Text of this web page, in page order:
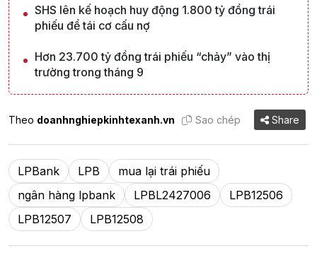
SHS lên kế hoạch huy động 1.800 tỷ đồng trái
phiếu để tái cơ cấu nợ
Hơn 23.700 tỷ đồng trái phiếu “chảy” vào thị
trường trong tháng 9
Theo doanhnghiepkinhtexanh.vn Sao chép Share
LPBank LPB
mua lại trái phiếu
ngân hàng lpbank
LPBL2427006
LPB12506
LPB12507
LPB12508